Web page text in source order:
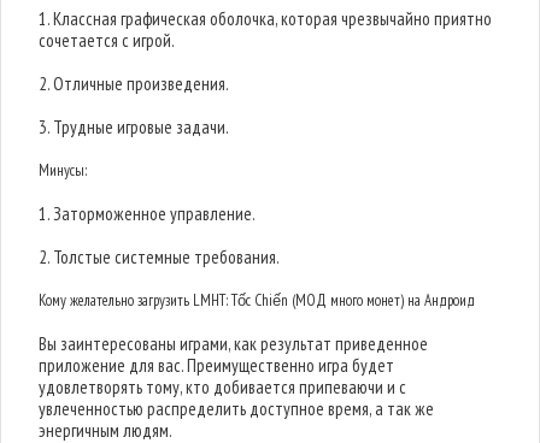
1. Классная графическая оболочка, которая чрезвычайно приятно
сочетается с игрой.
2. Отличные произведения.
3. Трудные игровые задачи.
Минусы:
1. Заторможенное управление.
2. Толстые системные требования.
Кому желательно загрузить LMHT: Tốc Chiến (МОД много монет) на Андроид
Вы заинтересованы играми, как результат приведенное
приложение для вас. Преимущественно игра будет
удовлетворять тому, кто добивается припеваючи и с
увлеченностью распределить доступное время, а так же
энергичным людям.